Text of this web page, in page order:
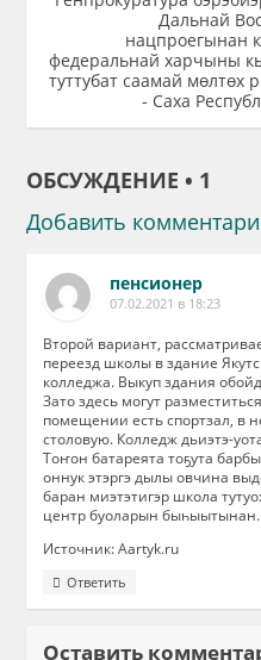
Дальнай
нацпроегынан
федеральнай харчыны
туттубат саамай мөлтөх
- Саха
ОБСУЖДЕНИЕ • 1
Добавить
пенсионер
07.02.2021 в 18:23
Второй вариант,
переезд школы в здание
колледжа. Выкуп здания
Зато здесь могут
помещении есть спортзал, в
столовую. Колледж дьиэтэ-
Тоҥон батареята тоҕута
оннук этэргэ дылы овчина
баран миэтэтигэр школа
центр буоларын быһыытынан.
Источник: Aartyk.ru
Ответить
Оставить